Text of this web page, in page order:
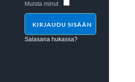
Muista minut
Salasana hukassa?